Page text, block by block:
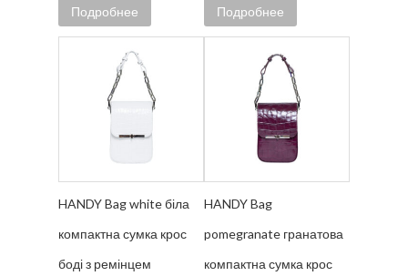
Подробнее Подробнее
HANDY Bag white біла
компактна сумка крос
боді з ремінцем
HANDY Bag
pomegranate гранатова
компактна сумка крос